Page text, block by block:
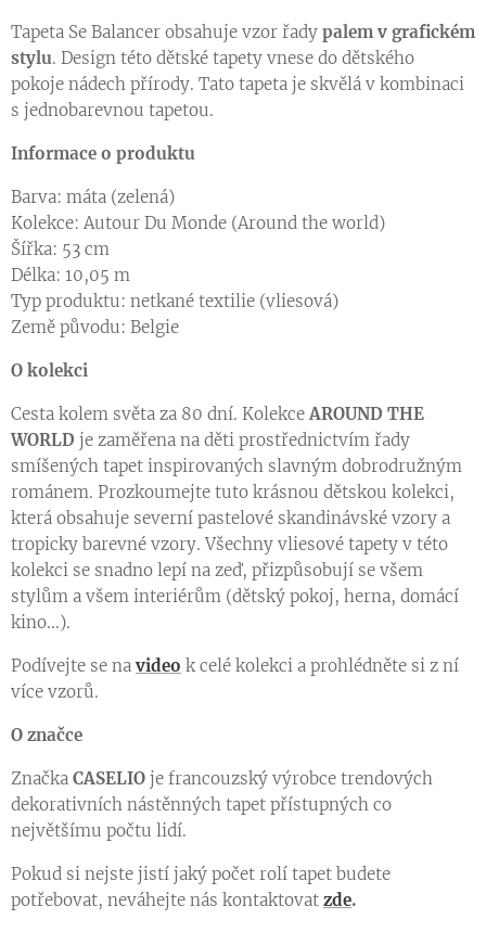
Ukázka vzoru tapety v jiné barevné variantě
Ukázka vzoru tapety v jiné barevné variantě
Tapeta Se Balancer obsahuje vzor řady palem v grafickém
stylu. Design této dětské tapety vnese do dětského
pokoje nádech přírody. Tato tapeta je skvělá v kombinaci
s jednobarevnou tapetou.
Informace o produktu
Barva: máta (zelená)
Kolekce: Autour Du Monde (Around the world)
Šířka: 53 cm
Délka: 10,05 m
Typ produktu: netkané textilie (vliesová)
Země původu: Belgie
O kolekci
Cesta kolem světa za 80 dní. KolekceAROUND THE
WORLD je zaměřena na děti prostřednictvím řady
smíšených tapet inspirovaných slavným dobrodružným
románem. Prozkoumejte tuto krásnou dětskou kolekci,
která obsahuje severní pastelové skandinávské vzory a
tropicky barevné vzory. Všechny vliesové tapety v této
kolekci se snadno lepí na zeď, přizpůsobují se všem
stylům a všem interiérům (dětský pokoj, herna, domácí
kino...).
Podívejte se na video k celé kolekci a prohlédněte si z ní
více vzorů.
O značce
Značka CASELIO je francouzský výrobce trendových
dekorativních nástěnných tapet přístupných co
největšímu počtu lidí.
Pokud si nejste jistí jaký počet rolí tapet budete
potřebovat, neváhejte nás kontaktovat zde.